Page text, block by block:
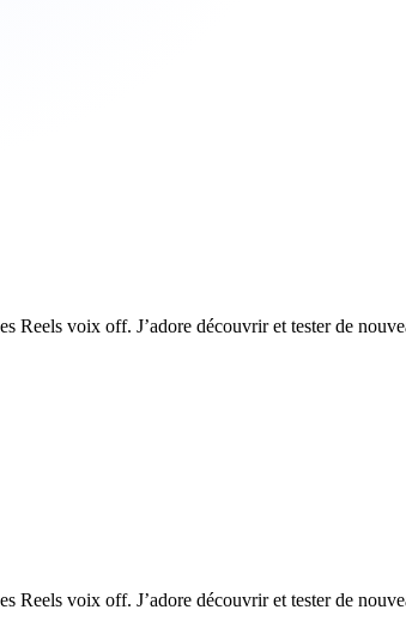
Reels voix off. J’adore découvrir et tester de
Reels voix off. J’adore découvrir et tester de